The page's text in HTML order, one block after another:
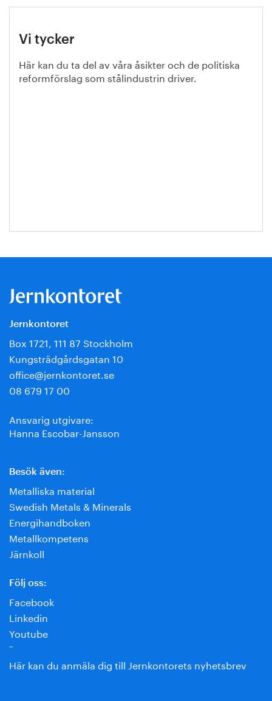
Vi tycker
Här kan du ta del av våra åsikter och de politiska
reformförslag som stålindustrin driver.
Jernkontoret
Box 1721, 111 87 Stockholm
Kungsträdgårdsgatan 10
office@jernkontoret.se
08 679 17 00
Ansvarig utgivare:
Hanna Escobar-Jansson
Besök även:
Metalliska material
Swedish Metals & Minerals
Energihandboken
Metallkompetens
Järnkoll
Följ oss:
Facebook
Linkedin
Youtube
¨
Här kan du anmäla dig till Jernkontorets nyhetsbrev